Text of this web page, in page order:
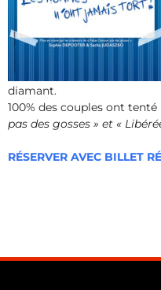
diamant.
100% des couples ont
pas des gosses » et «
RÉSERVER AVEC BILLET